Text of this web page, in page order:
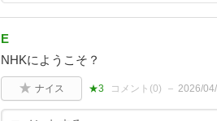
E
NHKにようこそ？
ナイス ★3 コメント(0) 2026/